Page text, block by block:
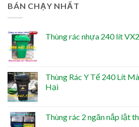
BÁN CHẠY NHẤT
Thùng rác nhựa 240 lít
Thùng Rác Y Tế 240 Lít
Hại
Thùng rác 2 ngăn nắp lật